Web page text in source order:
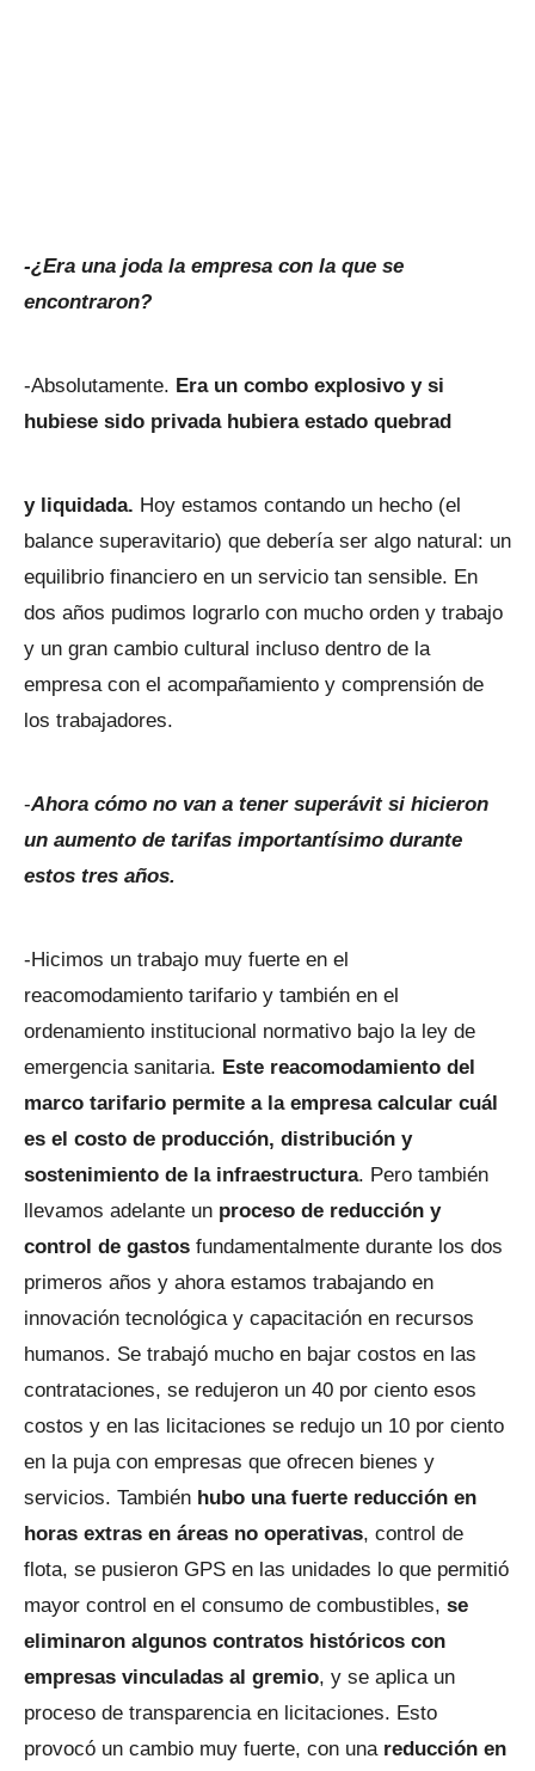
-¿Era una joda la empresa con la que se
encontraron?
-Absolutamente. Era un combo explosivo y si
hubiese sido privada hubiera estado quebrad
y liquidada. Hoy estamos contando un hecho (el
balance superavitario) que debería ser algo natural: un
equilibrio financiero en un servicio tan sensible. En
dos años pudimos lograrlo con mucho orden y trabajo
y un gran cambio cultural incluso dentro de la
empresa con el acompañamiento y comprensión de
los trabajadores.
-Ahora cómo no van a tener superávit si hicieron
un aumento de tarifas importantísimo durante
estos tres años.
-Hicimos un trabajo muy fuerte en el
reacomodamiento tarifario y también en el
ordenamiento institucional normativo bajo la ley de
emergencia sanitaria. Este reacomodamiento del
marco tarifario permite a la empresa calcular cuál
es el costo de producción, distribución y
sostenimiento de la infraestructura. Pero también
llevamos adelante un proceso de reducción y
control de gastos fundamentalmente durante los dos
primeros años y ahora estamos trabajando en
innovación tecnológica y capacitación en recursos
humanos. Se trabajó mucho en bajar costos en las
contrataciones, se redujeron un 40 por ciento esos
costos y en las licitaciones se redujo un 10 por ciento
en la puja con empresas que ofrecen bienes y
servicios. También hubo una fuerte reducción en
horas extras en áreas no operativas, control de
flota, se pusieron GPS en las unidades lo que permitió
mayor control en el consumo de combustibles, se
eliminaron algunos contratos históricos con
empresas vinculadas al gremio, y se aplica un
proceso de transparencia en licitaciones. Esto
provocó un cambio muy fuerte, con una reducción en